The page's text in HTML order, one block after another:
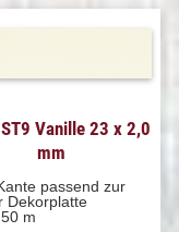
Vanille 23 x 2,0
mm
passend zur
Dekorplatte
m